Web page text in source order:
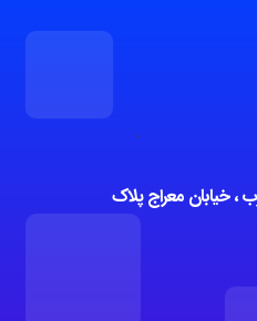
، خیابان معراج پلاک